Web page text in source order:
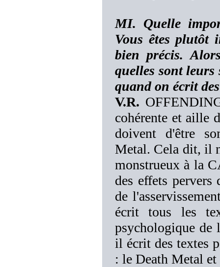
MI. Quelle
Vous êtes plutôt
bien précis.
quelles sont leurs
quand on écrit
V.R.
cohérente et aille
doivent d'être
Metal. Cela dit, il
monstrueux à la
des effets pervers
de
écrit tous les
psychologique de
il écrit des textes
: le Death Metal